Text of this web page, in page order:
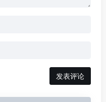
发表评论